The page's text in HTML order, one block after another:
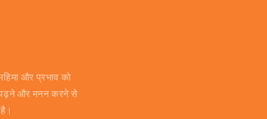
और प्रभाव को
पढ़ने और मनन करने से